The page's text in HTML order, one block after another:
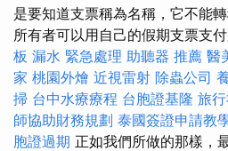
是要知道支票稱為名稱，它不能
所有者可以用自己的假期支票支
板 漏水 緊急處理 助聽器 推薦 醫
家 桃園外燴 近視雷射 除蟲公司
掃 台中水療療程 台胞證基隆 旅
師協助財務規劃 泰國簽證申請教
胞證過期 正如我們所做的那樣，